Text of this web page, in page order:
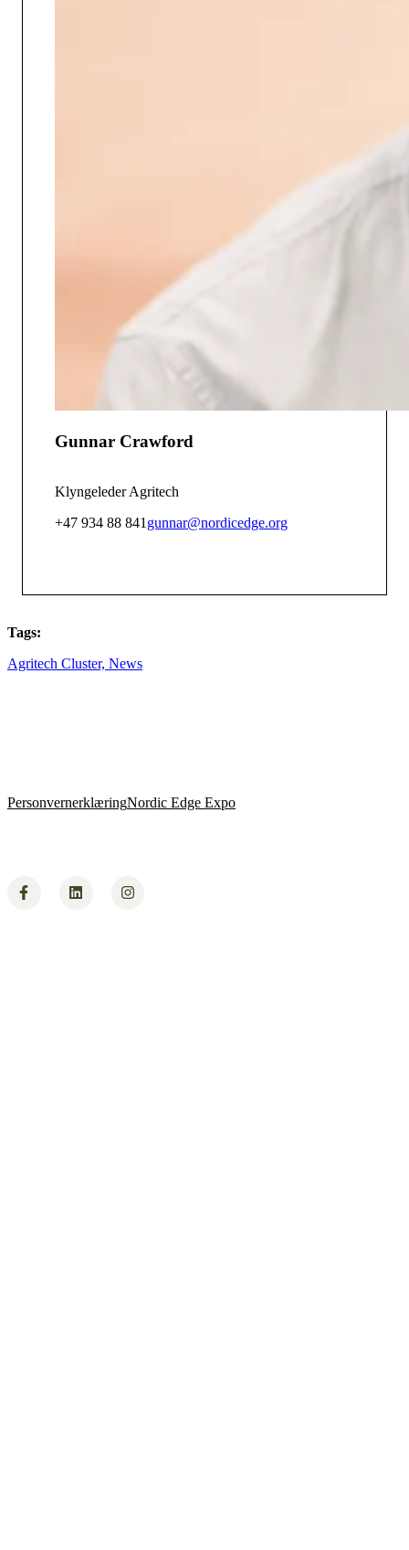
Gunnar Crawford
Klyngeleder Agritech
+47 934 88 841 gunnar@nordicedge.org
Tags:
Agritech Cluster, News
PersonvernerklæringNordic Edge Expo